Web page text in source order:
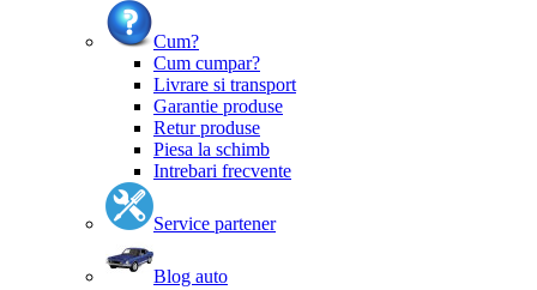
Cum?
Cum cumpar?
Livrare si transport
Garantie produse
Retur produse
Piesa la schimb
Intrebari frecvente
Service partener
Blog auto